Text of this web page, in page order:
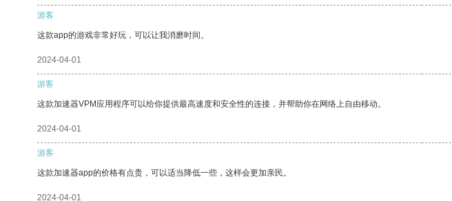
游客
这款app的游戏非常好玩，可以让我消磨时间。
2024-04-01
游客
这款加速器VPM应用程序可以给你提供最高速度和安全性的连接，并帮助你在网络上自由移动。
2024-04-01
游客
这款加速器app的价格有点贵，可以适当降低一些，这样会更加亲民。
2024-04-01